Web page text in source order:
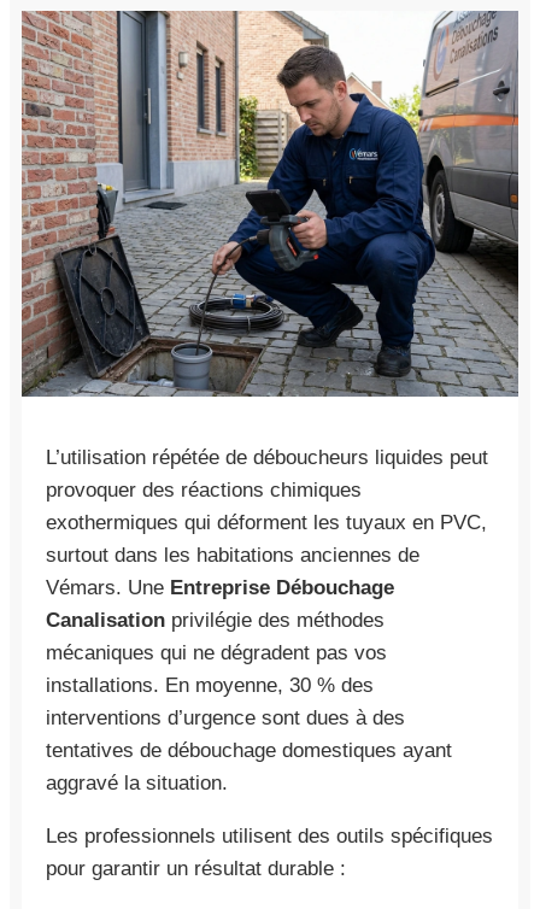
L’utilisation répétée de déboucheurs liquides peut
provoquer des réactions chimiques
exothermiques qui déforment les tuyaux en PVC,
surtout dans les habitations anciennes de
Vémars. Une Entreprise Débouchage
Canalisation privilégie des méthodes
mécaniques qui ne dégradent pas vos
installations. En moyenne, 30 % des
interventions d’urgence sont dues à des
tentatives de débouchage domestiques ayant
aggravé la situation.
Les professionnels utilisent des outils spécifiques
pour garantir un résultat durable :